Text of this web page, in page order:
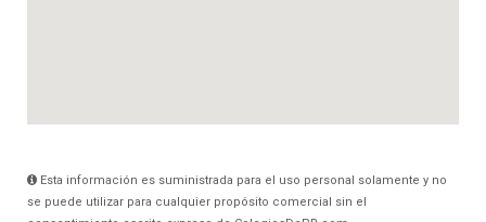
Esta información es suministrada para el uso personal solamente y no
se puede utilizar para cualquier propósito comercial sin el